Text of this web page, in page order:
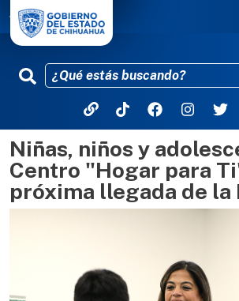
Pasar al
Niñas, niños y
Centro "Hogar para
próxima llegada de la